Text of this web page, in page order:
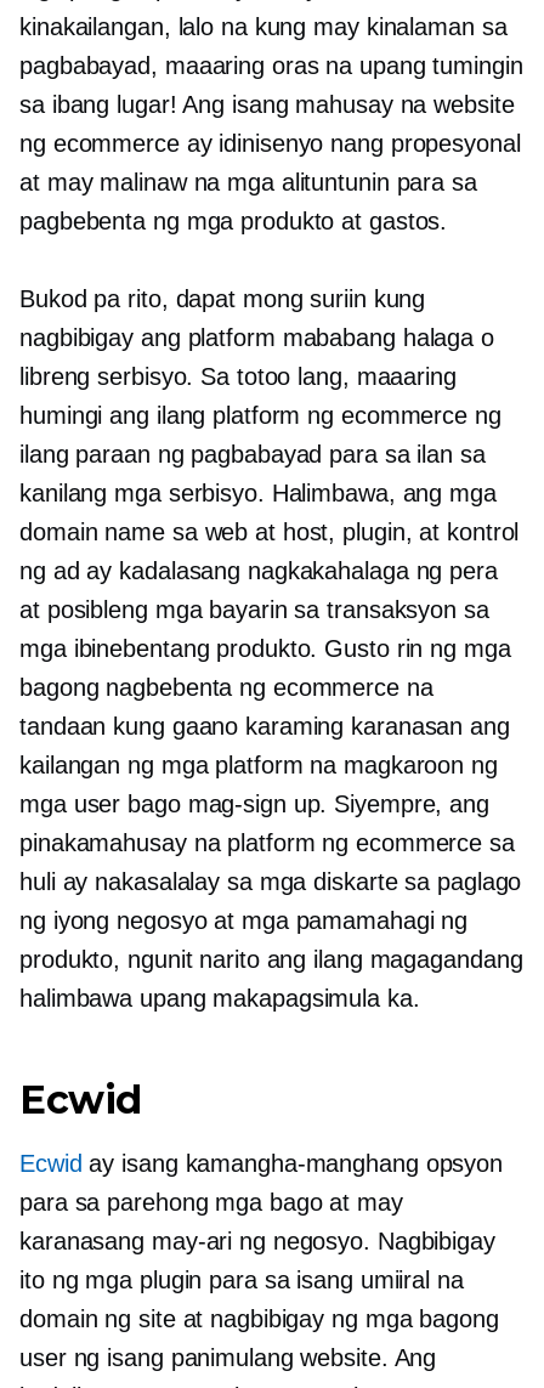
kinakailangan, lalo na kung may kinalaman sa
pagbabayad, maaaring oras na upang tumingin
sa ibang lugar! Ang isang mahusay na website
ng ecommerce ay idinisenyo nang propesyonal
at may malinaw na mga alituntunin para sa
pagbebenta ng mga produkto at gastos.
Bukod pa rito, dapat mong suriin kung
nagbibigay ang platform mababang halaga o
libreng serbisyo. Sa totoo lang, maaaring
humingi ang ilang platform ng ecommerce ng
ilang paraan ng pagbabayad para sa ilan sa
kanilang mga serbisyo. Halimbawa, ang mga
domain name sa web at host, plugin, at kontrol
ng ad ay kadalasang nagkakahalaga ng pera
at posibleng mga bayarin sa transaksyon sa
mga ibinebentang produkto. Gusto rin ng mga
bagong nagbebenta ng ecommerce na
tandaan kung gaano karaming karanasan ang
kailangan ng mga platform na magkaroon ng
mga user bago mag-sign up. Siyempre, ang
pinakamahusay na platform ng ecommerce sa
huli ay nakasalalay sa mga diskarte sa paglago
ng iyong negosyo at mga pamamahagi ng
produkto, ngunit narito ang ilang magagandang
halimbawa upang makapagsimula ka.
Ecwid
Ecwid ay isang kamangha-manghang opsyon
para sa parehong mga bago at may
karanasang may-ari ng negosyo. Nagbibigay
ito ng mga plugin para sa isang umiiral na
domain ng site at nagbibigay ng mga bagong
user ng isang panimulang website. Ang